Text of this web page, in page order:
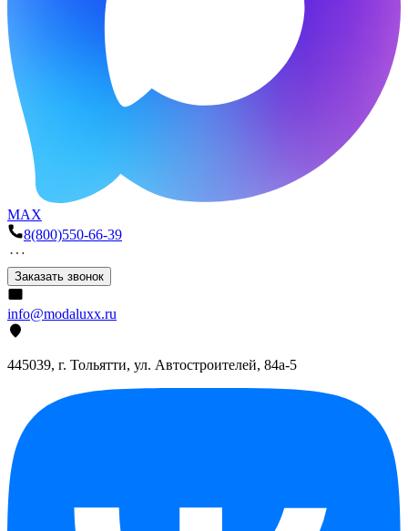
MAX
8(800)550-66-39
Заказать звонок
info@modaluxx.ru
445039, г. Тольятти, ул. Автостроителей, 84а-5